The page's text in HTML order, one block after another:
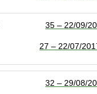
35 – 22/09/
27 – 22/07/
32 – 29/08/